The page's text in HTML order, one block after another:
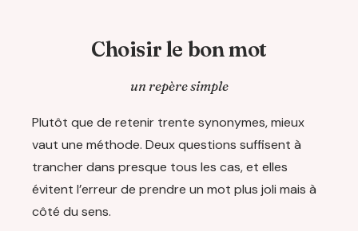
Choisir le bon mot
un repère simple
Plutôt que de retenir trente synonymes, mieux
vaut une méthode. Deux questions suffisent à
trancher dans presque tous les cas, et elles
évitent l’erreur de prendre un mot plus joli mais à
côté du sens.